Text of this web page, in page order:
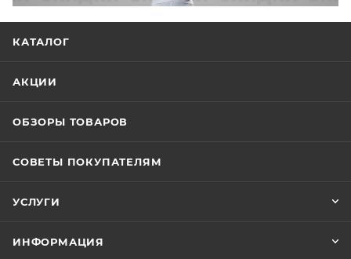
КАТАЛОГ
АКЦИИ
ОБЗОРЫ ТОВАРОВ
СОВЕТЫ ПОКУПАТЕЛЯМ
УСЛУГИ
ИНФОРМАЦИЯ